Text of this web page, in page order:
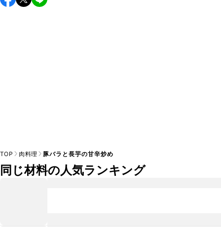
し上がりください。
TOP 肉料理 豚バラと長芋の甘辛炒め
同じ材料の人気ランキング